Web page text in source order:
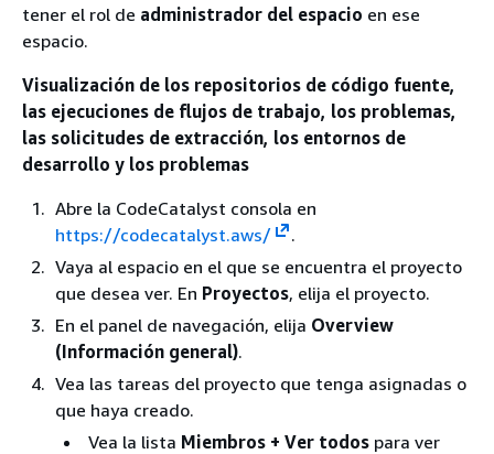
tener el rol de administrador del espacio en ese
espacio.
Visualización de los repositorios de código fuente,
las ejecuciones de flujos de trabajo, los problemas,
las solicitudes de extracción, los entornos de
desarrollo y los problemas
Abre la CodeCatalyst consola en
https://codecatalyst.aws/
.
Vaya al espacio en el que se encuentra el proyecto
que desea ver. En Proyectos, elija el proyecto.
En el panel de navegación, elija Overview
(Información general).
Vea las tareas del proyecto que tenga asignadas o
que haya creado.
Vea la lista Miembros + Ver todos para ver